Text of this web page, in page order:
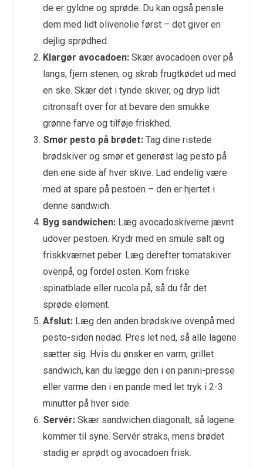
de er gyldne og sprøde. Du kan også pensle
dem med lidt olivenolie først – det giver en
dejlig sprødhed.
Klargør avocadoen:Skær avocadoen over på
langs, fjern stenen, og skrab frugtkødet ud med
en ske. Skær det i tynde skiver, og dryp lidt
citronsaft over for at bevare den smukke
grønne farve og tilføje friskhed.
Smør pesto på brødet:Tag dine ristede
brødskiver og smør et generøst lag pesto på
den ene side af hver skive. Lad endelig være
med at spare på pestoen – den er hjertet i
denne sandwich.
Byg sandwichen:Læg avocadoskiverne jævnt
udover pestoen. Krydr med en smule salt og
friskkværnet peber. Læg derefter tomatskiver
ovenpå, og fordel osten. Kom friske
spinatblade eller rucola på, så du får det
sprøde element.
Afslut:Læg den anden brødskive ovenpå med
pesto-siden nedad. Pres let ned, så alle lagene
sætter sig. Hvis du ønsker en varm, grillet
sandwich, kan du lægge den i en panini-presse
eller varme den i en pande med let tryk i 2-3
minutter på hver side.
Servér:Skær sandwichen diagonalt, så lagene
kommer til syne. Servér straks, mens brødet
stadig er sprødt og avocadoen frisk.